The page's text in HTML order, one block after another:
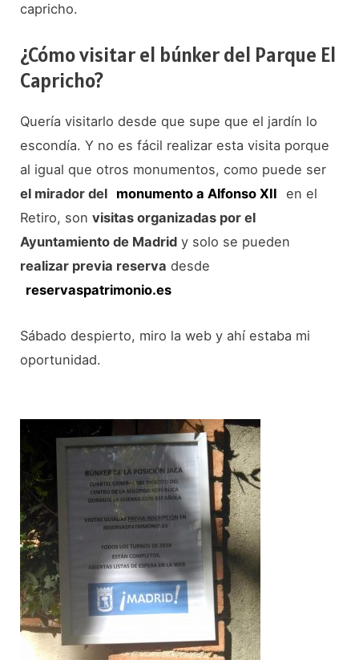
capricho.
¿Cómo visitar el búnker del Parque El
Capricho?
Quería visitarlo desde que supe que el jardín lo
escondía. Y no es fácil realizar esta visita porque
al igual que otros monumentos, como puede ser
el mirador del monumento a Alfonso XII en el
Retiro, sonvisitas organizadas por el
Ayuntamiento de Madrid y solo se pueden
realizar previa reserva desde
reservaspatrimonio.es
Sábado despierto, miro la web y ahí estaba mi
oportunidad.